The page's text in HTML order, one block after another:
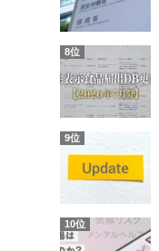
8位
9位
10位